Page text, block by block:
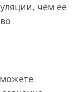
чем ее